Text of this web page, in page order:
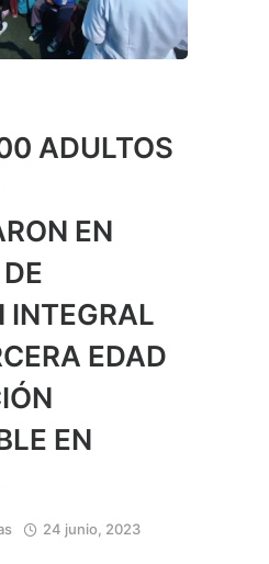
ADULTOS
EN
INTEGRAL
EDAD
EN
24 junio, 2023